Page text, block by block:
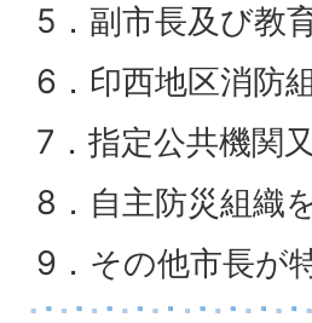
5．副市長及び教
6．印西地区消防
7．指定公共機関
8．自主防災組織
9．その他市長が